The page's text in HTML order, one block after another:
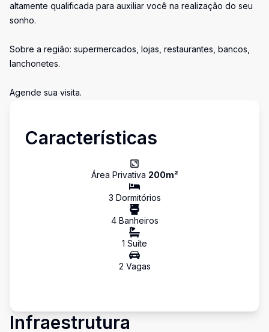
altamente qualificada para auxiliar você na realização do seu
sonho.
Sobre a região: supermercados, lojas, restaurantes, bancos,
lanchonetes.
Agende sua visita.
Características
Área Privativa 200m²
3 Dormitórios
4Banheiros
1 Suíte
2 Vagas
Infraestrutura